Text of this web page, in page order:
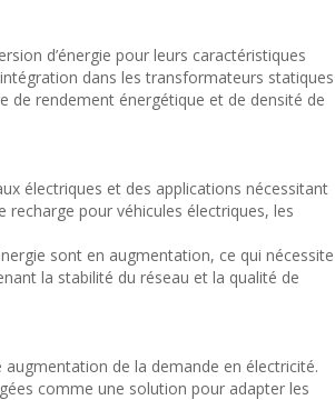
d’énergie pour leurs caractéristiques
dans les transformateurs statiques
de rendement énergétique et de densité de
électriques et des applications nécessitant
pour véhicules électriques, les
sont en augmentation, ce qui nécessite
la stabilité du réseau et la qualité de
de la demande en électricité.
comme une solution pour adapter les